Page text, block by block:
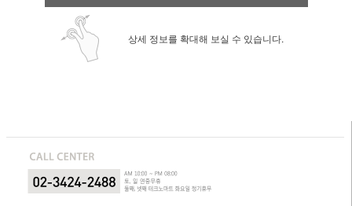
상세 정보를 확대해 보실 수 있습니다.